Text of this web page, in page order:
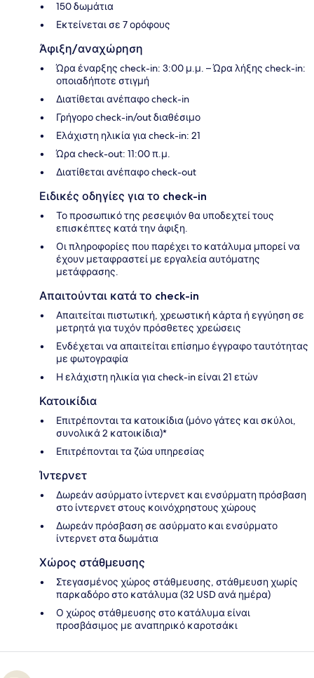
150 δωμάτια
Εκτείνεται σε 7 ορόφους
Άφιξη/αναχώρηση
Ώρα έναρξης check-in: 3:00 μ.μ. – Ώρα λήξης check-in:
οποιαδήποτε στιγμή
Διατίθεται ανέπαφο check-in
Γρήγορο check-in/out διαθέσιμο
Ελάχιστη ηλικία για check-in: 21
Ώρα check-out: 11:00 π.μ.
Διατίθεται ανέπαφο check-out
Ειδικές οδηγίες για το check-in
Το προσωπικό της ρεσεψιόν θα υποδεχτεί τους
επισκέπτες κατά την άφιξη.
Οι πληροφορίες που παρέχει το κατάλυμα μπορεί να
έχουν μεταφραστεί με εργαλεία αυτόματης
μετάφρασης.
Απαιτούνται κατά το check-in
Απαιτείται πιστωτική, χρεωστική κάρτα ή εγγύηση σε
μετρητά για τυχόν πρόσθετες χρεώσεις
Ενδέχεται να απαιτείται επίσημο έγγραφο ταυτότητας
με φωτογραφία
Η ελάχιστη ηλικία για check-in είναι 21 ετών
Κατοικίδια
Επιτρέπονται τα κατοικίδια (μόνο γάτες και σκύλοι,
συνολικά 2 κατοικίδια)*
Επιτρέπονται τα ζώα υπηρεσίας
Ίντερνετ
Δωρεάν ασύρματο ίντερνετ και ενσύρματη πρόσβαση
στο ίντερνετ στους κοινόχρηστους χώρους
Δωρεάν πρόσβαση σε ασύρματο και ενσύρματο
ίντερνετ στα δωμάτια
Χώρος στάθμευσης
Στεγασμένος χώρος στάθμευσης, στάθμευση χωρίς
παρκαδόρο στο κατάλυμα (32 USD ανά ημέρα)
Ο χώρος στάθμευσης στο κατάλυμα είναι
προσβάσιμος με αναπηρικό καροτσάκι